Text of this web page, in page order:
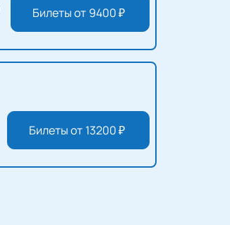
Билеты от 9400₽
Билеты от 13200₽